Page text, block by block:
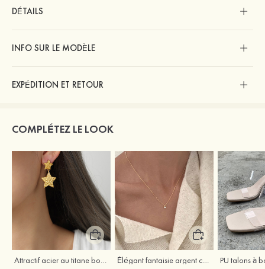
DÉTAILS
INFO SUR LE MODÈLE
EXPÉDITION ET RETOUR
COMPLÉTEZ LE LOOK